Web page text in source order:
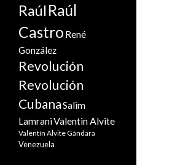
RaúlRaúl
Castro René
González
Revolución
Revolución
CubanaSalim
LamraniValentin Alvite
Valentín Alvite Gándara
Venezuela